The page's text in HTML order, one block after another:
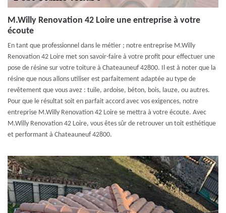
M.Willy Renovation 42 Loire une entreprise à votre
écoute
En tant que professionnel dans le métier ; notre entreprise M.Willy
Renovation 42 Loire met son savoir-faire à votre profit pour effectuer une
pose de résine sur votre toiture à Chateauneuf 42800. Il est à noter que la
résine que nous allons utiliser est parfaitement adaptée au type de
revêtement que vous avez : tuile, ardoise, béton, bois, lauze, ou autres.
Pour que le résultat soit en parfait accord avec vos exigences, notre
entreprise M.Willy Renovation 42 Loire se mettra à votre écoute. Avec
M.Willy Renovation 42 Loire, vous êtes sûr de retrouver un toit esthétique
et performant à Chateauneuf 42800.